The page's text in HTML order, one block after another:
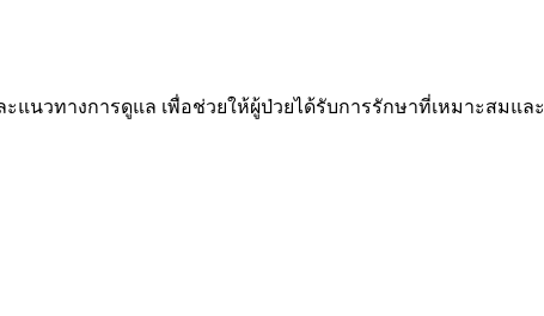
ะแนวทางการดูแล เพื่อช่วยให้ผู้ป่วยได้รับการรักษาที่เหมาะสมแ